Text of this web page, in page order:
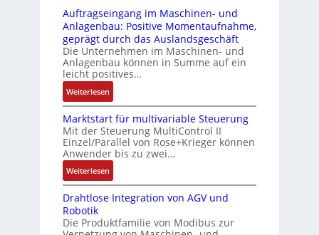
s
i
c
h
f
l
e
x
i
b
e
l
f
ü
r
i
i
n
e
n
4
G
u
n
d
5
G
a
u
f
e
Z
e
r
t
i
i
e
r
n
g
e
u
c
k
a
u
s
g
l
e
i
c
h
s
e
m
Auftragseingang im Maschinen- und
Anlagenbau: Positive Momentaufnahme,
geprägt durch das Auslandsgeschäft
Die Unternehmen im Maschinen- und
Anlagenbau können in Summe auf ein
leicht positives…
Weiterlesen:
A
u
f
t
r
a
g
s
i
Marktstart für multivariable Steuerung
Mit der Steuerung MultiControl II
Einzel/Parallel von Rose+Krieger können
Anwender bis zu zwei…
Weiterlesen:
M
a
k
Drahtlose Integration von AGV und
Robotik
Die Produktfamilie von Modibus zur